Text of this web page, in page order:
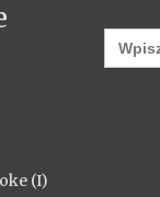
(I)
Search
for: